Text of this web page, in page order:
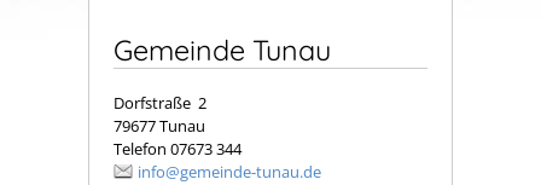
Gemeinde Tunau
Dorfstraße 2
79677 Tunau
Telefon 07673 344
info@gemeinde-tunau.de